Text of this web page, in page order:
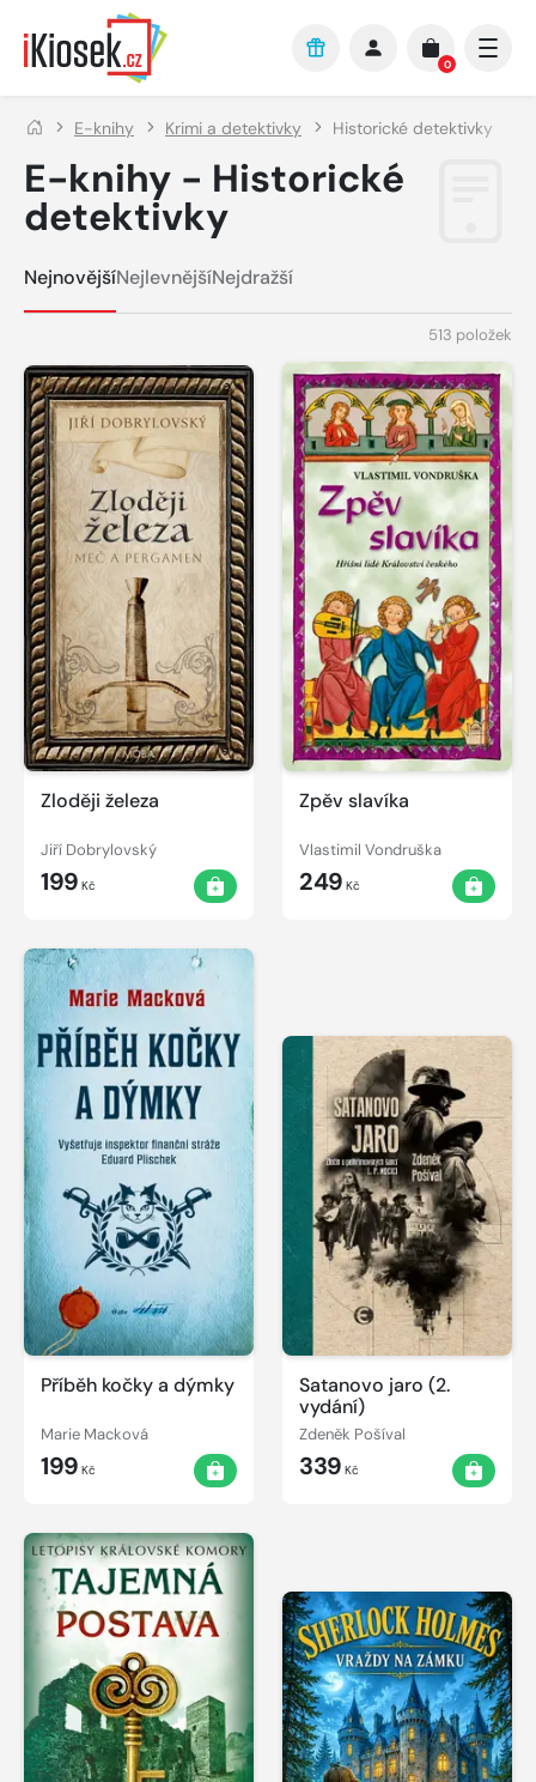
Přejít na hlavní obsah
0
E-knihy Krimi a detektivky Historické detektivky
E-knihy - Historické
detektivky
NejnovějšíNejlevnějšíNejdražší
513 položek
Zloději železa
Jiří Dobrylovský
199 Kč
Zpěv slavíka
Vlastimil Vondruška
249 Kč
Příběh kočky a dýmky
Marie Macková
199 Kč
Satanovo jaro (2.
vydání)
Zdeněk Pošíval
339 Kč